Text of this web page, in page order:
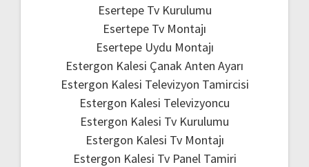
Esertepe Tv Kurulumu
Esertepe Tv Montajı
Esertepe Uydu Montajı
Estergon Kalesi Çanak Anten Ayarı
Estergon Kalesi Televizyon Tamircisi
Estergon Kalesi Televizyoncu
Estergon Kalesi Tv Kurulumu
Estergon Kalesi Tv Montajı
Estergon Kalesi Tv Panel Tamiri